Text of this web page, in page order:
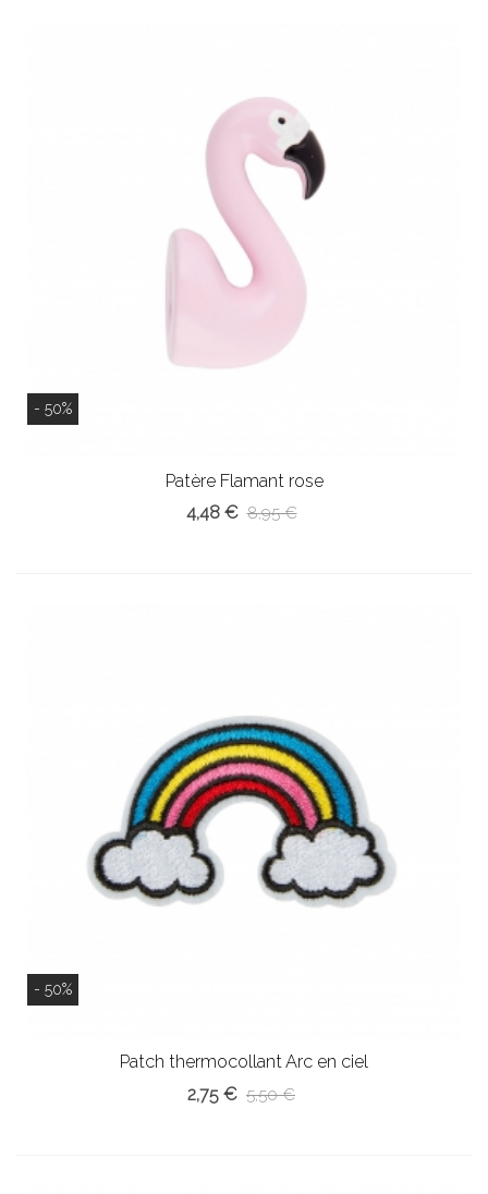
- 50%
Patère Flamant rose
4,48 € 8,95 €
- 50%
Patch thermocollant Arc en ciel
2,75 € 5,50 €